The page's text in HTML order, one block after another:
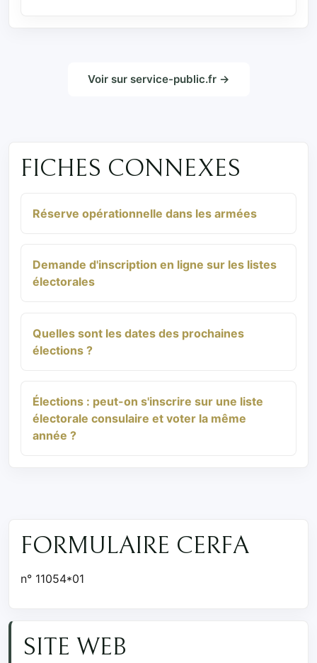
Voir sur service-public.fr →
FICHES CONNEXES
Réserve opérationnelle dans les armées
Demande d'inscription en ligne sur les listes
électorales
Quelles sont les dates des prochaines
élections ?
Élections : peut-on s'inscrire sur une liste
électorale consulaire et voter la même
année ?
FORMULAIRE CERFA
n° 11054*01
SITE WEB